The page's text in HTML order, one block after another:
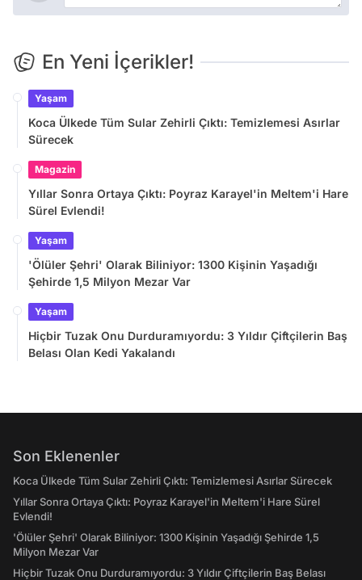
En Yeni İçerikler!
Yaşam
Koca Ülkede Tüm Sular Zehirli Çıktı: Temizlemesi Asırlar
Sürecek
Magazin
Yıllar Sonra Ortaya Çıktı: Poyraz Karayel'in Meltem'i Hare
Sürel Evlendi!
Yaşam
'Ölüler Şehri' Olarak Biliniyor: 1300 Kişinin Yaşadığı
Şehirde 1,5 Milyon Mezar Var
Yaşam
Hiçbir Tuzak Onu Durduramıyordu: 3 Yıldır Çiftçilerin Baş
Belası Olan Kedi Yakalandı
Son Eklenenler
Koca Ülkede Tüm Sular Zehirli Çıktı: Temizlemesi Asırlar Sürecek
Yıllar Sonra Ortaya Çıktı: Poyraz Karayel'in Meltem'i Hare Sürel
Evlendi!
'Ölüler Şehri' Olarak Biliniyor: 1300 Kişinin Yaşadığı Şehirde 1,5
Milyon Mezar Var
Hiçbir Tuzak Onu Durduramıyordu: 3 Yıldır Çiftçilerin Baş Belası